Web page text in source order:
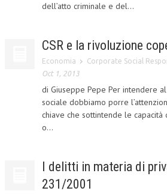
MARKETING
RISK MANAGEMENT
SVILUPPO SOSTENIBILE
PERSONA E CITTÀ
DIRITTO PENALE D’IMPRESA
DIRITTO DEL LAVORO
dell’atto criminale e del...
CSR e la rivoluzione
Economia Corporate Social
Oct 1, 2013
di Giuseppe Pepe Per intendere
sociale dobbiamo porre
chiave che sottintende le capacità
o...
I delitti in materia di
231/2001